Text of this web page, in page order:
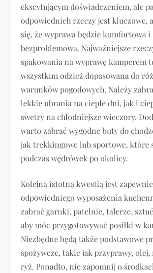
ekscytującym doświadczeniem, ale
odpowiednich rzeczy jest kluczowe,
się, że wyprawa będzie komfortowa i
bezproblemowa. Najważniejsze
spakowania na wyprawę kamperem
wszystkim odzież dopasowana do
warunków pogodowych. Należy
lekkie ubrania na ciepłe dni, jak i
swetry na chłodniejsze wieczory.
warto zabrać wygodne buty do
jak trekkingowe lub sportowe, które
podczas wędrówek po okolicy.
Kolejną istotną kwestią jest
odpowiedniego wyposażenia
zabrać garnki, patelnie, talerze,
aby móc przygotowywać posiłki w
Niezbędne będą także podstawowe
spożywcze, takie jak przyprawy,
ryż. Ponadto, nie zapomnij o